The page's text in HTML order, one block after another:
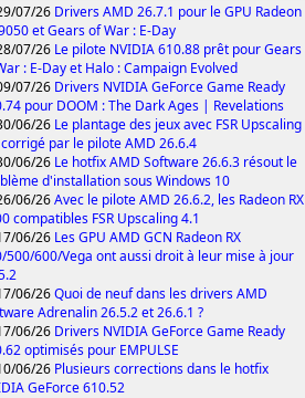
07/26 Drivers AMD 26.7.1 pour le GPU Radeon
et Gears of War : E-Day
07/26 Le pilote NVIDIA 610.88 prêt pour Gears
: E-Day et Halo : Campaign Evolved
07/26 Drivers NVIDIA GeForce Game Ready
pour DOOM : The Dark Ages | Revelations
06/26 Le plantage des jeux avec FSR Upscaling
par le pilote AMD 26.6.4
06/26 Le hotfix AMD Software 26.6.3 résout le
d'installation sous Windows 10
06/26Avec le pilote AMD 26.6.2, les Radeon RX
compatibles FSR Upscaling 4.1
06/26 Les GPU AMD GCN Radeon RX
500/600/Vega ont aussi droit à leur mise à jour
06/26Quoi de neuf dans les drivers AMD
Adrenalin 26.5.2 et 26.6.1 ?
06/26 Drivers NVIDIA GeForce Game Ready
optimisés pour EMPULSE
06/26 Plusieurs corrections dans le hotfix
GeForce 610.52